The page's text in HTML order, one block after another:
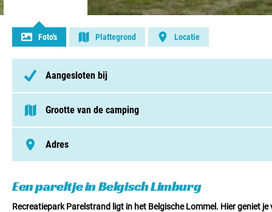
Foto's Plattegrond Locatie
Een pareltje in Belgisch Limburg
Recreatiepark Parelstrand ligt in het Belgische Lommel. Hier geniet
Aangesloten bij
Grootte van de camping
> 250 plaatsen
Adres
Luikersteenweg 313, 3920, Lommel